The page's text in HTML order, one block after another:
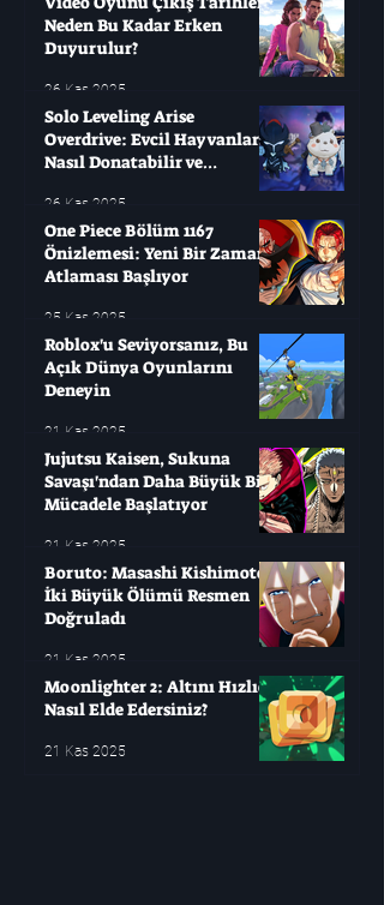
Neden Bu Kadar Erken
Duyurulur?
26 Kas 2025
Solo Leveling Arise
Overdrive: Evcil Hayvanları
Nasıl Donatabilir ve
26 Kas 2025
One Piece Bölüm 1167
Önizlemesi: Yeni Bir Zaman
Atlaması Başlıyor
25 Kas 2025
Roblox'u Seviyorsanız, Bu
Açık Dünya Oyunlarını
Deneyin
21 Kas 2025
Jujutsu Kaisen, Sukuna
Savaşı'ndan Daha Büyük Bir
Mücadele Başlatıyor
21 Kas 2025
Boruto: Masashi Kishimoto
İki Büyük Ölümü Resmen
Doğruladı
21 Kas 2025
Moonlighter 2: Altını Hızlıca
Nasıl Elde Edersiniz?
21 Kas 2025